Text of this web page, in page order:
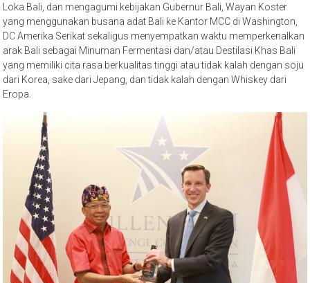
Loka Bali, dan mengagumi kebijakan Gubernur Bali, Wayan Koster
yang menggunakan busana adat Bali ke Kantor MCC di Washington,
DC Amerika Serikat sekaligus menyempatkan waktu memperkenalkan
arak Bali sebagai Minuman Fermentasi dan/atau Destilasi Khas Bali
yang memiliki cita rasa berkualitas tinggi atau tidak kalah dengan soju
dari Korea, sake dari Jepang, dan tidak kalah dengan Whiskey dari
Eropa.